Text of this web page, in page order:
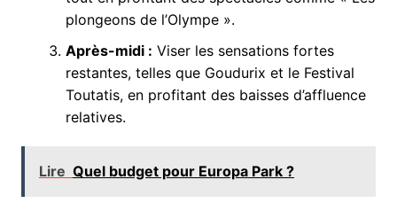
plongeons de l’Olympe ».
Après-midi : Viser les sensations fortes
restantes, telles que Goudurix et le Festival
Toutatis, en profitant des baisses d’affluence
relatives.
Lire Quel budget pour Europa Park ?